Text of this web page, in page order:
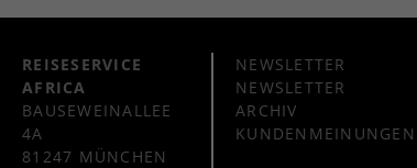
REISESERVICE
AFRICA
BAUSEWEINALLEE
4A
81247 MÜNCHEN
NEWSLETTER
NEWSLETTER
ARCHIV
KUNDENMEINUNGEN